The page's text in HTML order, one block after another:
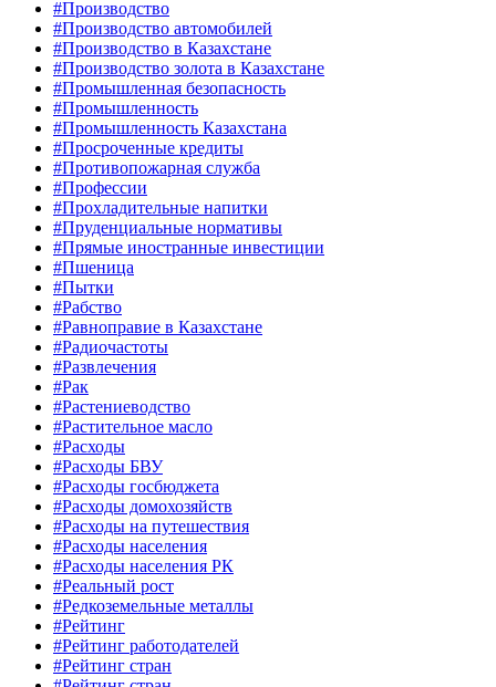
#Производство
#Производство автомобилей
#Производство в Казахстане
#Производство золота в Казахстане
#Промышленная безопасность
#Промышленность
#Промышленность Казахстана
#Просроченные кредиты
#Противопожарная служба
#Профессии
#Прохладительные напитки
#Пруденциальные нормативы
#Прямые иностранные инвестиции
#Пшеница
#Пытки
#Рабство
#Равноправие в Казахстане
#Радиочастоты
#Развлечения
#Рак
#Растениеводство
#Растительное масло
#Расходы
#Расходы БВУ
#Расходы госбюджета
#Расходы домохозяйств
#Расходы на путешествия
#Расходы населения
#Расходы населения РК
#Реальный рост
#Редкоземельные металлы
#Рейтинг
#Рейтинг работодателей
#Рейтинг стран